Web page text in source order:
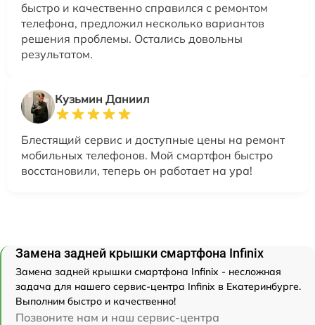
быстро и качественно справился с ремонтом
телефона, предложил несколько вариантов
решения проблемы. Остались довольны
результатом.
Кузьмин Даниил
Блестящий сервис и доступные цены на ремонт
мобильных телефонов. Мой смартфон быстро
восстановили, теперь он работает на ура!
Замена задней крышки смартфона Infinix
Замена задней крышки смартфона Infinix - несложная
задача для нашего сервис-центра Infinix в Екатеринбурге.
Выполним быстро и качественно!
Позвоните нам и наш сервис-центра